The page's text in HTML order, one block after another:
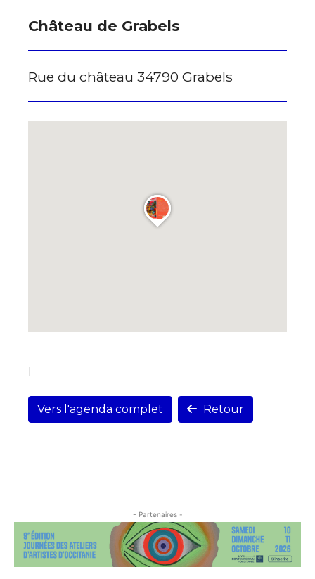
Château de Grabels
Rue du château 34790 Grabels
[
Vers l'agenda complet Retour
- Partenaires -